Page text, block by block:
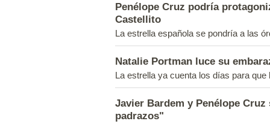
Penélope Cruz podría
Castellito
La estrella española se pondría a las
Natalie Portman luce su
La estrella ya cuenta los días para que
Javier Bardem y Penélope
padrazos"